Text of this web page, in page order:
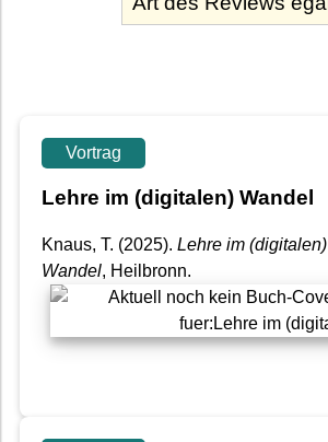
Vortrag
Lehre im (digitalen) Wandel
Knaus, T. (2025). Lehre im (digitalen)
Wandel, Heilbronn.